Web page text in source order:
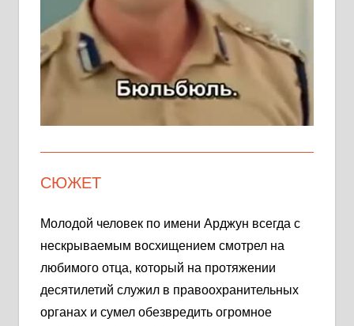
СЮЖЕТ
Молодой человек по имени Арджун всегда с
нескрываемым восхищением смотрел на
любимого отца, который на протяжении
десятилетий служил в правоохранительных
органах и сумел обезвредить огромное